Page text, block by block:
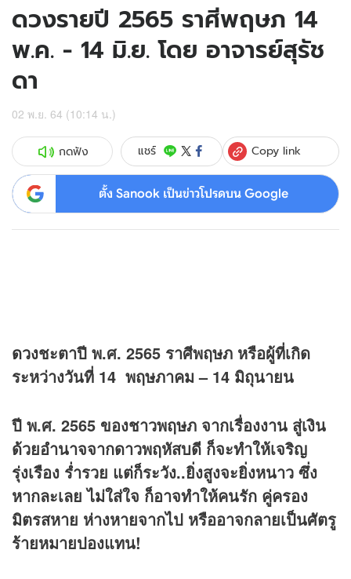
ดวงรายปี 2565 ราศีพฤษภ 14
พ.ค. - 14 มิ.ย. โดย อาจารย์สุรัช
ดา
02 พ.ย. 64 (10:14 น.)
กดฟัง แชร์ Copy link
ตั้ง Sanook เป็นข่าวโปรดบน Google
ดวงชะตาปี พ.ศ. 2565 ราศีพฤษภ หรือผู้ที่เกิด
ระหว่างวันที่ 14 พฤษภาคม – 14 มิถุนายน
ปี พ.ศ. 2565 ของชาวพฤษภ จากเรื่องงาน สู่เงิน
ด้วยอำนาจจากดาวพฤหัสบดี ก็จะทำให้เจริญ
รุ่งเรือง ร่ำรวย แต่ก็ระวัง..ยิ่งสูงจะยิ่งหนาว ซึ่ง
หากละเลย ไม่ใส่ใจ ก็อาจทำให้คนรัก คู่ครอง
มิตรสหาย ห่างหายจากไป หรืออาจกลายเป็นศัตรู
ร้ายหมายปองแทน!